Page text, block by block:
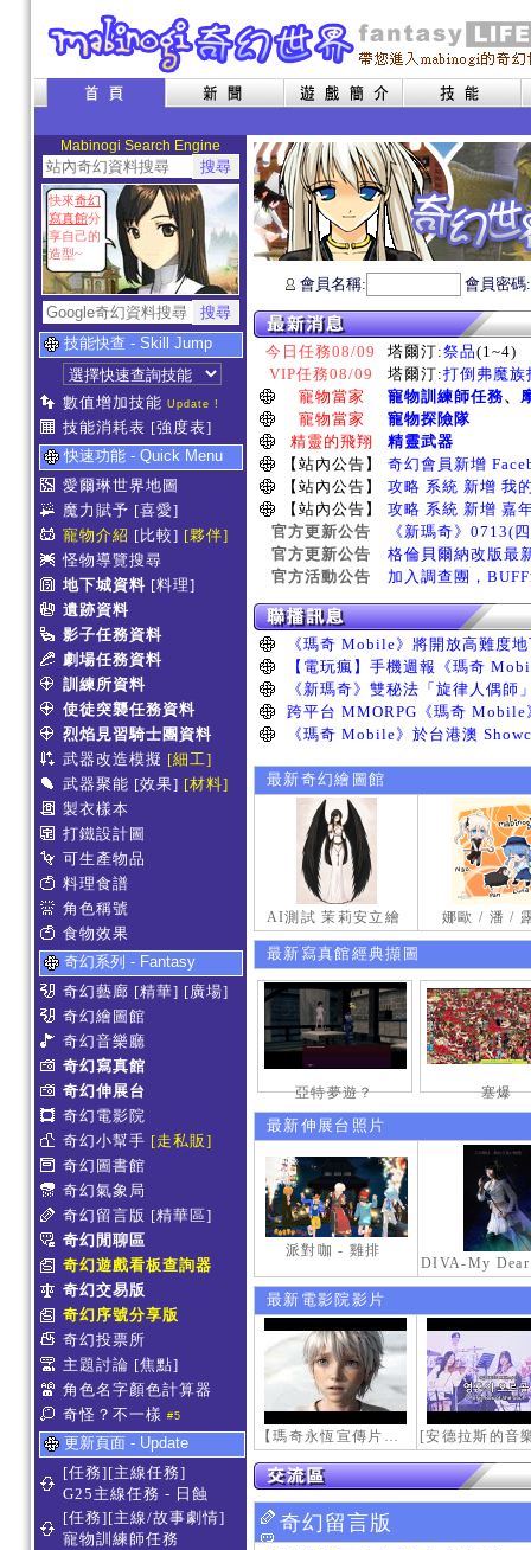
Mabinogi Search Engine
快來奇幻
寫真館分
享自己的
造型~
技能快查 - Skill Jump
數值增加技能 Update !
技能消耗表 [強度表]
快速功能 - Quick Menu
愛爾琳世界地圖
魔力賦予 [喜愛]
寵物介紹 [比較] [夥伴]
怪物導覽搜尋
地下城資料 [料理]
遺跡資料
影子任務資料
劇場任務資料
訓練所資料
使徒突襲任務資料
烈焰見習騎士團資料
武器改造模擬 [細工]
武器聚能 [效果] [材料]
製衣樣本
打鐵設計圖
可生產物品
料理食譜
角色稱號
食物效果
奇幻系列 - Fantasy
奇幻藝廊 [精華] [廣場]
奇幻繪圖館
奇幻音樂廳
奇幻寫真館
奇幻伸展台
奇幻電影院
奇幻小幫手 [走私販]
奇幻圖書館
奇幻氣象局
奇幻留言版 [精華區]
奇幻閒聊區
奇幻遊戲看板查詢器
奇幻交易版
奇幻序號分享版
奇幻投票所
主題討論 [焦點]
角色名字顏色計算器
奇怪？不一樣 #5
更新頁面 - Update
[任務][主線任務]
G25主線任務 - 日蝕
[任務][主線/故事劇情]
寵物訓練師任務
會員名稱: 會員密
今日任務08/09 塔爾汀:祭品(1~4)
VIP任務08/09
塔爾汀:打倒弗魔
寵物當家
寵物訓練師任務、
寵物當家
寵物探險隊
精靈的飛翔
精靈武器
【站內公告】
奇幻會員新增
【站內公告】
攻略 系統 新增 我
【站內公告】
攻略 系統 新增 嘉
官方更新公告
《新瑪奇》0713(
官方更新公告
格倫貝爾納改版最
官方活動公告
加入調查團，
最新奇幻繪圖館
AI測試 茉莉安立繪 娜歐 / 潘 /
最新寫真館經典擷圖
亞特夢遊？ 塞爆
最新伸展台照片
派對咖 - 雞排
最新電影院影片
【瑪奇永恆宣傳片】最初的感動
奇幻留言版